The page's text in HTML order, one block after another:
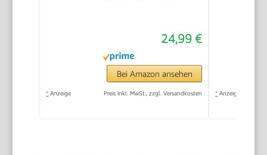
Bluetooth
Körperfettwaage für
Baby und
24,99 €
Bei Amazon ansehen
* Anzeige Preis inkl. MwSt., zzgl. Versandkosten * Anzeige